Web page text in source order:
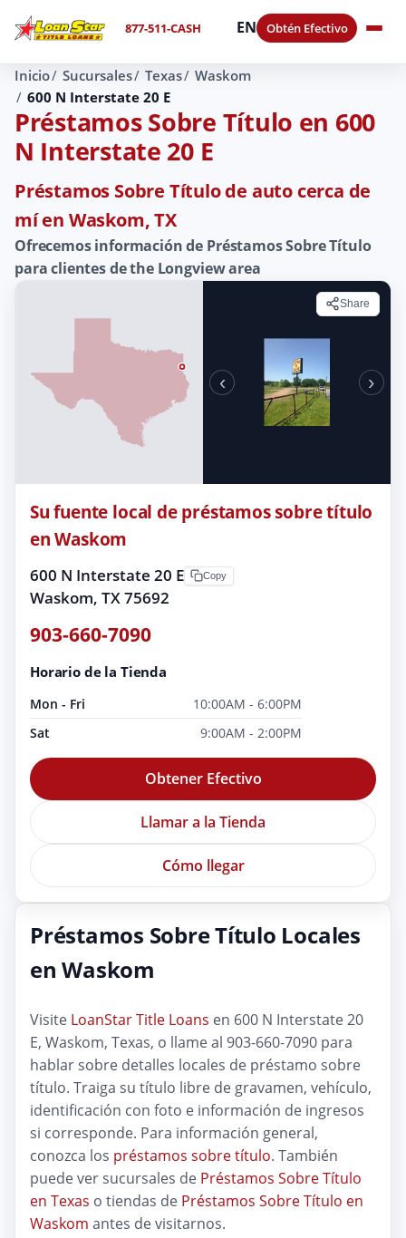
877-511-CASH EN Obtén Efectivo
Inicio Sucursales Texas
Waskom
600 N Interstate 20 E
Préstamos Sobre Título en 600
N Interstate 20 E
Préstamos Sobre Título de auto cerca de
mí en Waskom, TX
Ofrecemos información de Préstamos Sobre Título
para clientes de the Longview area
Share
‹ ›
Su fuente local de préstamos sobre título
en Waskom
600 N Interstate 20 E
Waskom, TX 75692
Copy
903-660-7090
Horario de la Tienda
Mon - Fri
10:00AM - 6:00PM
Sat
9:00AM - 2:00PM
Obtener Efectivo
Llamar a la Tienda
Cómo llegar
Préstamos Sobre Título Locales
en Waskom
Visite LoanStar Title Loans en 600 N Interstate 20
E, Waskom, Texas, o llame al 903-660-7090 para
hablar sobre detalles locales de préstamo sobre
título. Traiga su título libre de gravamen, vehículo,
identificación con foto e información de ingresos
si corresponde. Para información general,
conozca los préstamos sobre título. También
puede ver sucursales de Préstamos Sobre Título
en Texas o tiendas de Préstamos Sobre Título en
Waskom antes de visitarnos.